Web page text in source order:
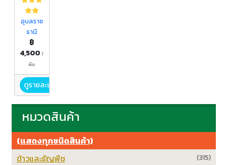
อุบลราช
ธานี
฿
4,500/
ผืน
ดูรายละเอียด
หมวดสินค้า
(แสดงทุกชนิดสินค้า)
(315)
ข้าวและธัญพืช